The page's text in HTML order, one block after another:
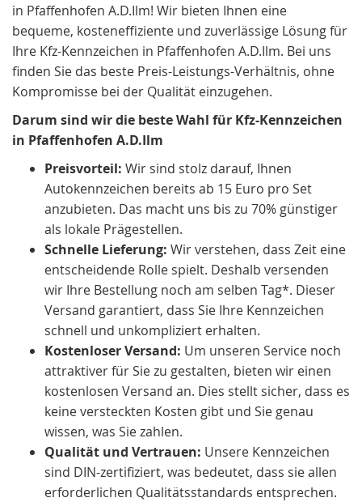
in Pfaffenhofen A.D.Ilm! Wir bieten Ihnen eine
bequeme, kosteneffiziente und zuverlässige Lösung für
Ihre Kfz-Kennzeichen in Pfaffenhofen A.D.Ilm. Bei uns
finden Sie das beste Preis-Leistungs-Verhältnis, ohne
Kompromisse bei der Qualität einzugehen.
Darum sind wir die beste Wahl für Kfz-Kennzeichen
in Pfaffenhofen A.D.Ilm
Preisvorteil: Wir sind stolz darauf, Ihnen
Autokennzeichen bereits ab 15 Euro pro Set
anzubieten. Das macht uns bis zu 70% günstiger
als lokale Prägestellen.
Schnelle Lieferung: Wir verstehen, dass Zeit eine
entscheidende Rolle spielt. Deshalb versenden
wir Ihre Bestellung noch am selben Tag*. Dieser
Versand garantiert, dass Sie Ihre Kennzeichen
schnell und unkompliziert erhalten.
Kostenloser Versand: Um unseren Service noch
attraktiver für Sie zu gestalten, bieten wir einen
kostenlosen Versand an. Dies stellt sicher, dass es
keine versteckten Kosten gibt und Sie genau
wissen, was Sie zahlen.
Qualität und Vertrauen: Unsere Kennzeichen
sind DIN-zertifiziert, was bedeutet, dass sie allen
erforderlichen Qualitätsstandards entsprechen.